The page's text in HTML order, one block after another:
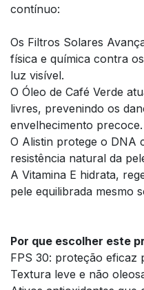
contínuo:
Os Filtros Solares
física e química contra
luz visível.
O Óleo de Café Verde
livres, prevenindo os
envelhecimento precoce.
O Alistin protege o DNA
resistência natural da
A Vitamina E hidrata,
pele equilibrada mesmo
Por que escolher este
FPS 30: proteção eficaz
Textura leve e não